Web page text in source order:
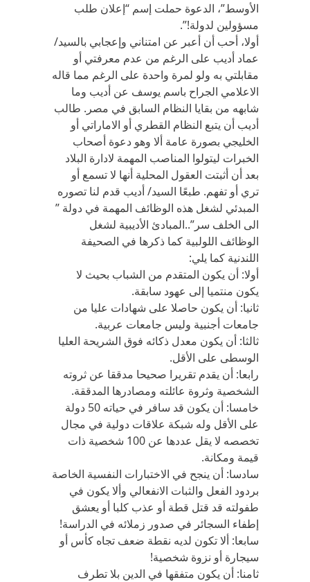
الأوسط”، الدعوة حملت إسم “إعلان طلب
مسؤولين لدولة!”.
أولا، أحب أن أعبر عن امتناني وإعجابي بالسيد/
عماد أديب على الرغم من عدم معرفتي أو
مقابلتي به ولو لمرة واحدة على الرغم مما قاله
الاعلامي الجراح باسم يوسف عن أديب وما
شابهه من بقايا النظام السابق في مصر. طالب
أديب أن يتبع النظام القطري أو الاماراتي أو
الخليجي بصورة عامة ألا وهو دعوة أصحاب
الخبرات ليتولوا المناصب المهمة لادارة البلاد
بعد أن أثبتت العقول المحلية أنها لا تسمع أو
تري أو تفهم. طبعًا السيد/ أديب قدم لنا تصوره
المبدئي لشغل هذه الوظائف المهمة في دولة ”
الى الخلف سر”..المبادئ الأديبية لشغل
الوظائف اللولبية كما ذكرها في الصحيفة
اللندنية كما يلي:
أولا: أن يكون المتقدم من الشباب بحيث لا
يكون منتميا إلى عهود سابقة.
ثانيا: أن يكون حاصلا على شهادات عليا من
جامعات أجنبية وليس جامعات عربية.
ثالثا: أن يكون معدل ذكائه فوق الشريحة العليا
الوسطى على الأقل.
رابعا: أن يقدم تقريرا صحيحا مدققا عن ثروته
الشخصية وثروة عائلته ومصادرها المدققة.
خامسا: أن يكون قد سافر في حياته 50 دولة
على الأقل وله شبكة علاقات دولية في مجال
تخصصه لا يقل عددها عن 100 شخصية ذات
قيمة ومكانة.
سادسا: أن ينجح في الاختبارات النفسية الخاصة
بردود الفعل والثبات الانفعالي وألا يكون في
طفولته قد قتل قطة أو عذب كلبا أو يعشق
إطفاء السجائر في صدور زملائه في الدراسة!
سابعا: ألا تكون لديه نقطة ضعف تجاه كأس أو
سيجارة أو نزوة شخصية!
ثامنا: أن يكون متفقها في الدين بلا تطرف